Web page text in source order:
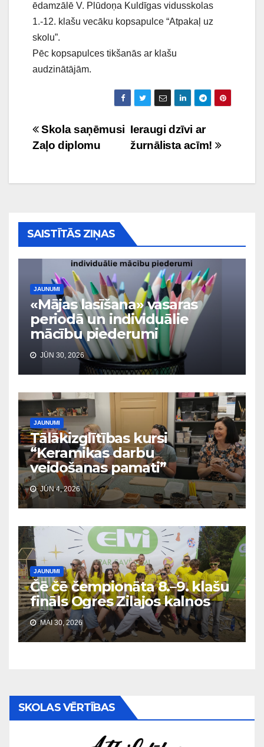
ēdamzālē V. Plūdoņa Kuldīgas vidusskolas
1.-12. klašu vecāku kopsapulce “Atpakaļ uz
skolu”.
Pēc kopsapulces tikšanās ar klašu
audzinātājām.
Ziņu
izvēlne
Ieraugi dzīvi ar
žurnālista acīm!
Skola saņēmusi
Zaļo diplomu
SAISTĪTĀS ZIŅAS
JAUNUMI
«Mājas lasīšana» vasaras
periodā un individuālie
mācību piederumi
JŪN 30, 2026
JAUNUMI
Tālākizglītības kursi
“Keramikas darbu
veidošanas pamati”
JŪN 4, 2026
JAUNUMI
Čē čē čempionāta 8.–9. klašu
fināls Ogres Zilajos kalnos
MAI 30, 2026
SKOLAS VĒRTĪBAS